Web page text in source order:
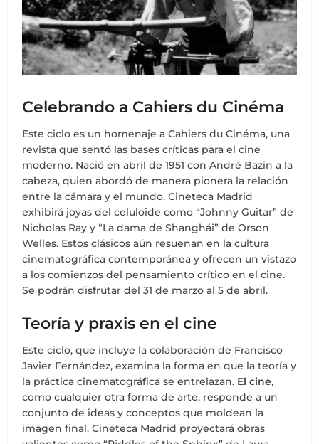
Celebrando a Cahiers du Cinéma
Este ciclo es un homenaje a Cahiers du Cinéma, una
revista que sentó las bases críticas para el cine
moderno. Nació en abril de 1951 con André Bazin a la
cabeza, quien abordó de manera pionera la relación
entre la cámara y el mundo. Cineteca Madrid
exhibirá joyas del celuloide como “Johnny Guitar” de
Nicholas Ray y “La dama de Shanghái” de Orson
Welles. Estos clásicos aún resuenan en la cultura
cinematográfica contemporánea y ofrecen un vistazo
a los comienzos del pensamiento crítico en el cine.
Se podrán disfrutar del 31 de marzo al 5 de abril.
Teoría y praxis en el cine
Este ciclo, que incluye la colaboración de Francisco
Javier Fernández, examina la forma en que la teoría y
la práctica cinematográfica se entrelazan. El cine,
como cualquier otra forma de arte, responde a un
conjunto de ideas y conceptos que moldean la
imagen final. Cineteca Madrid proyectará obras